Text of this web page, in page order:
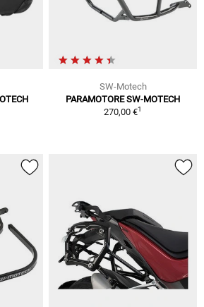
SW-Motech
PARAMOTORE SW-MOTECH
270,00 €1